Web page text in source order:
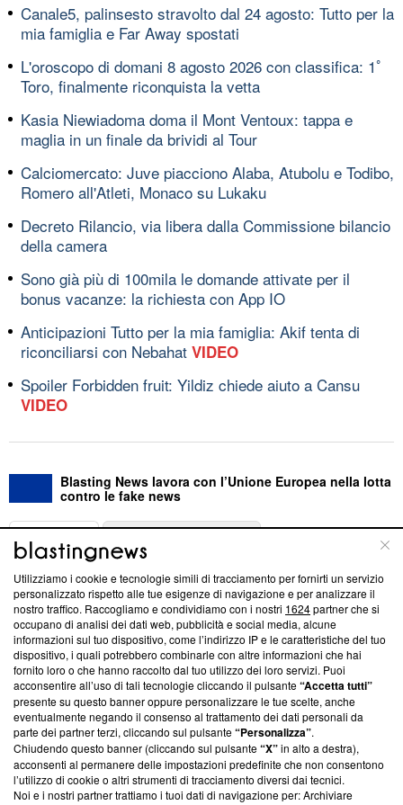
Canale5, palinsesto stravolto dal 24 agosto: Tutto per la
mia famiglia e Far Away spostati
L'oroscopo di domani 8 agosto 2026 con classifica: 1ﾟ
Toro, finalmente riconquista la vetta
Kasia Niewiadoma doma il Mont Ventoux: tappa e
maglia in un finale da brividi al Tour
Calciomercato: Juve piacciono Alaba, Atubolu e Todibo,
Romero all'Atleti, Monaco su Lukaku
Decreto Rilancio, via libera dalla Commissione bilancio
della camera
Sono già più di 100mila le domande attivate per il
bonus vacanze: la richiesta con App IO
Anticipazioni Tutto per la mia famiglia: Akif tenta di
riconciliarsi con Nebahat VIDEO
Spoiler Forbidden fruit: Yildiz chiede aiuto a Cansu
VIDEO
Blasting News lavora con l’Unione Europea nella lotta
contro le fake news
ABOUT
Questa sezione offre informazioni trasparenti su Blasting
News, sui nostri processi editoriali e su come ci impegniamo a
creare news di qualità. Inoltre, afferma la nostra aderenza a
‘Trust Project - News with Integrity’Blasting News non è
ancora membro del programma, ma ha richiesto di farne
parte; Trust Project non ha ancora effettuato una verifica di
conformità agli standard.
Su di noi
Team editoriale
Corporate
Utilizziamo i cookie e tecnologie simili di tracciamento per fornirti un servizio
personalizzato rispetto alle tue esigenze di navigazione e per analizzare il
nostro traffico. Raccogliamo e condividiamo con i nostri 1624partner che si
occupano di analisi dei dati web, pubblicità e social media, alcune
informazioni sul tuo dispositivo, come l’indirizzo IP e le caratteristiche del tuo
dispositivo, i quali potrebbero combinarle con altre informazioni che hai
fornito loro o che hanno raccolto dal tuo utilizzo dei loro servizi. Puoi
acconsentire all’uso di tali tecnologie cliccando il pulsante“Accetta tutti”
presente su questo banner oppure personalizzare le tue scelte, anche
eventualmente negando il consenso al trattamento dei dati personali da
parte dei partner terzi, cliccando sul pulsante“Personalizza”.
Chiudendo questo banner (cliccando sul pulsante“X”in alto a destra),
acconsenti al permanere delle impostazioni predefinite che non consentono
l’utilizzo di cookie o altri strumenti di tracciamento diversi dai tecnici.
Noi e i nostri partner trattiamo i tuoi dati di navigazione per: Archiviare